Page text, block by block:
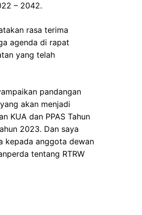
– 2042.
rasa terima
agenda di rapat
yang telah
pandangan
akan menjadi
KUA dan PPAS Tahun
2023. Dan saya
kepada anggota dewan
tentang RTRW